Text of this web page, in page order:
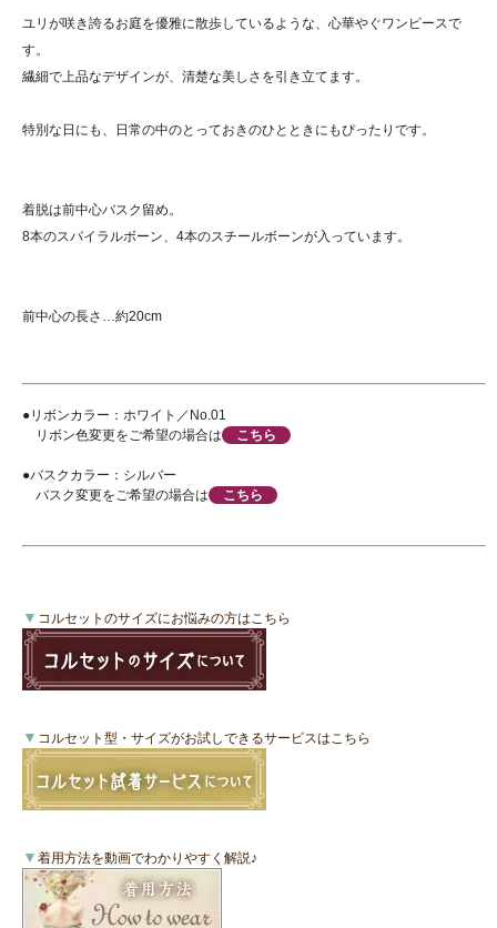
ユリが咲き誇るお庭を優雅に散歩しているような、心華やぐワンピースで
す。
繊細で上品なデザインが、清楚な美しさを引き立てます。
特別な日にも、日常の中のとっておきのひとときにもぴったりです。
着脱は前中心バスク留め。
8本のスパイラルボーン、4本のスチールボーンが入っています。
前中心の長さ…約20cm
●リボンカラー：ホワイト／No.01
リボン色変更をご希望の場合はこちら
●バスクカラー：シルバー
バスク変更をご希望の場合はこちら
▼ コルセットのサイズにお悩みの方はこちら
▼ コルセット型・サイズがお試しできるサービスはこちら
▼ 着用方法を動画でわかりやすく解説♪